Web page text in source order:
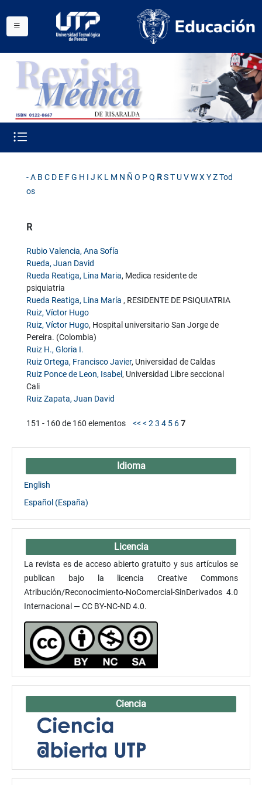
- A B C D E F G H I J K L M N Ñ O P Q R S T U V W X Y Z Tod
os
R
Rubio Valencia, Ana Sofía
Rueda, Juan David
Rueda Reatiga, Lina Maria, Medica residente de
psiquiatria
Rueda Reatiga, Lina María , RESIDENTE DE PSIQUIATRIA
Ruiz, Víctor Hugo
Ruiz, Víctor Hugo, Hospital universitario San Jorge de
Pereira. (Colombia)
Ruiz H., Gloria I.
Ruiz Ortega, Francisco Javier, Universidad de Caldas
Ruiz Ponce de Leon, Isabel , Universidad Libre seccional
Cali
Ruiz Zapata, Juan David
151 - 160 de 160 elementos << < 2 3 4 5 6 7
Idioma
English
Español (España)
Licencia
La revista es de acceso abierto gratuito y sus artículos se
publican bajo la licencia Creative Commons
Atribución/Reconocimiento-NoComercial-SinDerivados 4.0
Internacional — CC BY-NC-ND 4.0.
Ciencia